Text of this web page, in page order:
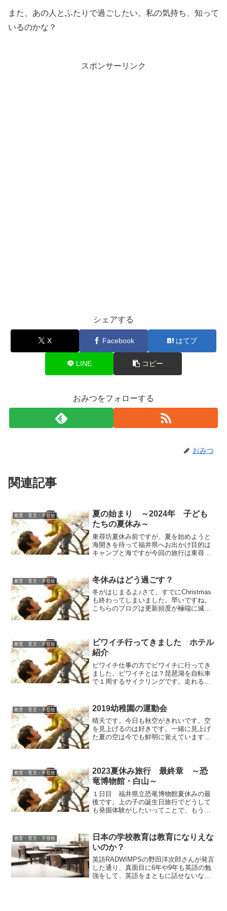
また、あの人とふたりで過ごしたい。私の気持ち、知って
いるのかな？
スポンサーリンク
シェアする
X Facebook はてブ
LINE コピー
おみつをフォローする
おみつ
関連記事
教育・育児・不登校
夏の始まり ～2024年 子ども
たちの夏休み～
東尋坊夏休み前ですが、夏を始めようと
海開きを待って福井県へお出かけ目的は
キャンプと海ですが今回の旅行は東尋坊
雨の後を狙ってのキャンプです。前日に
キャンプ場を抑え、朝にな...
教育・育児・不登校 冬休みはどう過ごす？
冬がはじまるよ♪さて、すでにChristmas
も終わってしまいました。早いですね。
こちらのブログは更新頻度が極端に減っ
なので、どうし...
教育・育児・不登校
ビワイチ行ってきました ホテル
紹介
ビワイチ仕事の方でビワイチに行ってき
ました。ビワイチとは？琵琶湖を自転車
で１周するサイクリングです。走れる人
チ（琵琶湖１周約２００ｋｍ）の自転車
だったので、２泊３日にしま...
教育・育児・不登校 2019幼稚園の運動会
晴天です。今日も秋空がきれいです。空
を見上げるのは好きです。一緒に見上げ
た夏の空は今でも鮮明に覚えています。
令和で休日が増えたせいか...
教育・育児・不登校
2023夏休み旅行 最終章 ～恐
竜博物館・白山～
１日目 福井県立恐竜博物館夏休みの最
後です。上の子の誕生日旅行でどうして
も発掘体験がしたいってことで、もうか
も行きたいそうなので朝から入館です。
５時に起きて出発。もう体...
教育・育児・不登校
日本の学校教育は教育になりえな
いのか？
英語RADWIMPSの野田洋次郎さんが発言
した通り、真面目に6年や9年も英語の勉
強をして、英語をまともに話せないなん